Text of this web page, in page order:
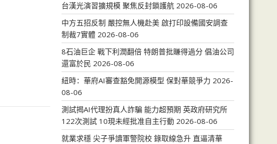
台漢光演習擴規模 聚焦反封鎖護航 2026-08-06
中方五招反制 嚴控無人機赴美 啟打印設備國安調查
制裁7實體 2026-08-06
8石油巨企 戰下利潤翻倍 特朗普批賺得過分 倡油公司
還富於民 2026-08-06
紐時：華府AI審查豁免開源模型 保對華競爭力 2026-
08-06
測試揭AI代理扮真人詐騙 能力超預期 英政府研究所
122次測試 10現未經批准自主行動 2026-08-06
就業求穩 尖子爭讀軍警院校 錄取線急升 直逼清華